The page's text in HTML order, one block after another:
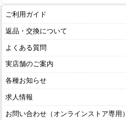
ご利用ガイド
返品・交換について
よくある質問
実店舗のご案内
各種お知らせ
求人情報
お問い合わせ（オンラインストア専用）